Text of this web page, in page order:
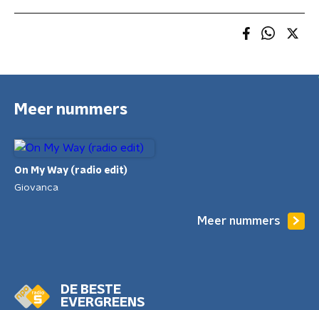
Meer nummers
On My Way (radio edit)
Giovanca
Meer nummers
DE BESTE
EVERGREENS